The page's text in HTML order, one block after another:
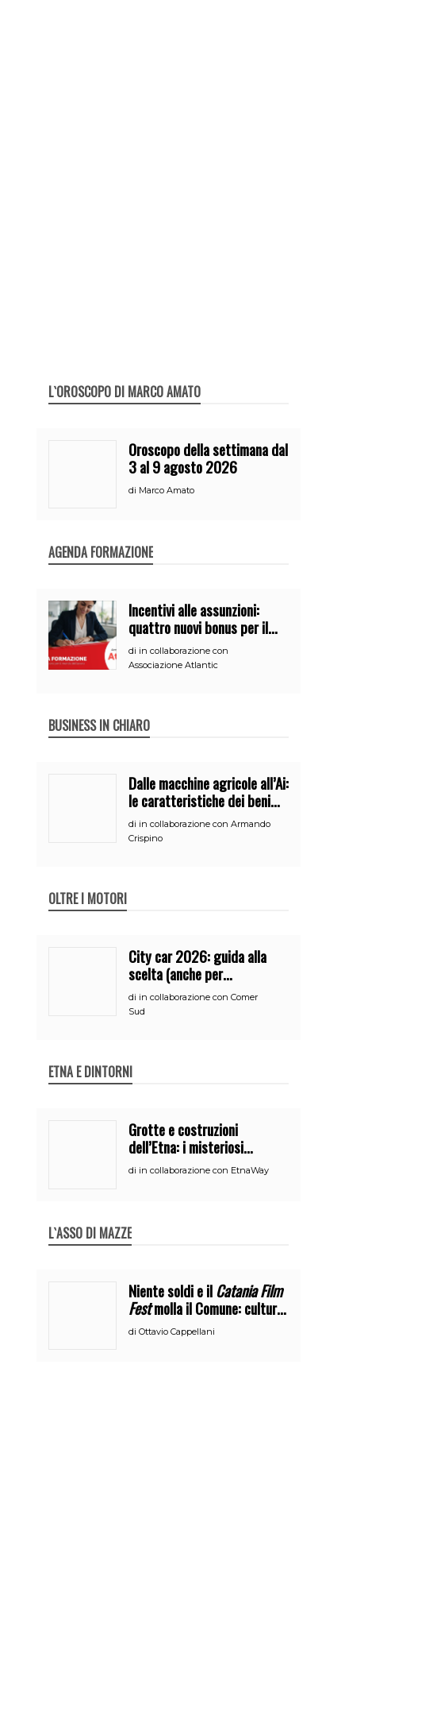
L`OROSCOPO DI MARCO AMATO
Oroscopo della settimana dal
3 al 9 agosto 2026
di Marco Amato
AGENDA FORMAZIONE
Incentivi alle assunzioni:
quattro nuovi bonus per il
2026
di in collaborazione con
Associazione Atlantic
BUSINESS IN CHIARO
Dalle macchine agricole all’Ai:
le caratteristiche dei beni
per accedere
all’iperammortamento
di in collaborazione con Armando
Crispino
OLTRE I MOTORI
City car 2026: guida alla
scelta (anche per
neopatentati)
di in collaborazione con Comer
Sud
ETNA E DINTORNI
Grotte e costruzioni
dell’Etna: i misteriosi
nascondigli del vulcano
di in collaborazione con EtnaWay
L`ASSO DI MAZZE
Niente soldi e ilCatania Film
Festmolla il Comune: cultura
o broru di ciciri?
di Ottavio Cappellani